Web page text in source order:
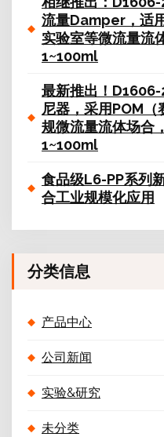
流量Damper，适
实验室等微流量流
1~100ml
最新推出！D1606-
尼器，采用POM
规微流量流体场合
1~100ml
食品级L6-PP系列
合工业规模化应用
分类信息
产品中心
公司新闻
实验&研究
未分类